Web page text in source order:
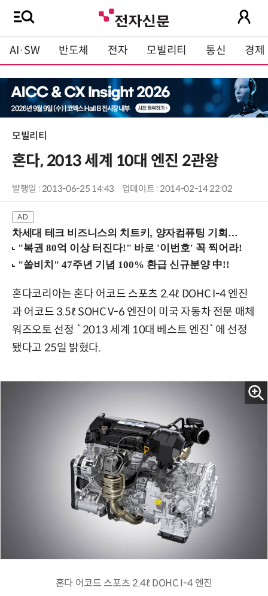
AI·SW 반도체 전자 모빌리티 통신 경제
모빌리티
혼다, 2013 세계 10대 엔진 2관왕
발행일 : 2013-06-25 14:43 업데이트 : 2014-02-14 22:02
차세대 테크 비즈니스의 치트키, 양자컴퓨팅 기회를 선점하라! (8/28 강남역)
혼다코리아는 혼다 어코드 스포츠 2.4ℓ DOHC I-4 엔진
과 어코드 3.5ℓ SOHC V-6 엔진이 미국 자동차 전문 매체
워즈오토 선정 `2013 세계 10대 베스트 엔진`에 선정
됐다고 25일 밝혔다.
혼다 어코드 스포츠 2.4ℓ DOHC I-4 엔진